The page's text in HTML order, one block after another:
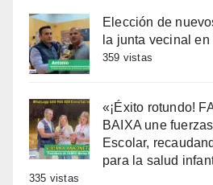
Elección de
la junta vecinal
359 vistas
«¡Éxito rotundo!
BAIXA une
Escolar,
para la salud
335 vistas